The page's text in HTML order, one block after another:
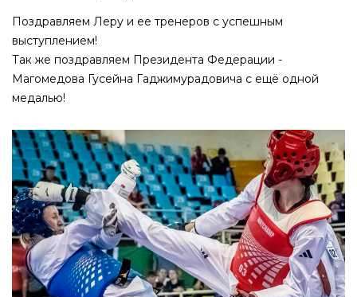
Поздравляем Леру и ее тренеров с успешным
выступлением!
Так же поздравляем Президента Федерации -
Магомедова Гусейна Гаджимурадовича с ещё одной
медалью!